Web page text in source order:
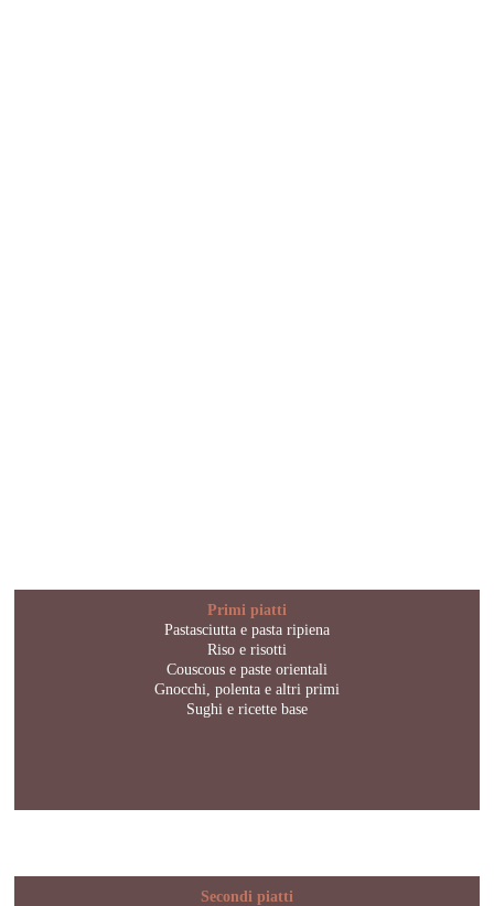
Primi piatti
Pastasciutta e pasta ripiena
Riso e risotti
Couscous e paste orientali
Gnocchi, polenta e altri primi
Sughi e ricette base
Secondi piatti